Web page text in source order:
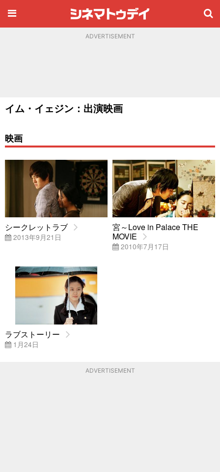
ADVERTISEMENT
イム・イェジン：出演映画
映画
シークレットラブ
2013年9月21日
宮～Love in Palace THE
MOVIE
2010年7月17日
ラブストーリー
1月24日
ADVERTISEMENT